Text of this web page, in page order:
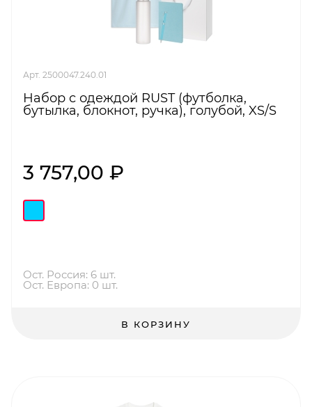
Арт. 2500047.240.01
Набор с одеждой RUST (футболка,
бутылка, блокнот, ручка), голубой, XS/S
3 757,00 ₽
Ост. Россия: 6 шт.
Ост. Европа: 0 шт.
В КОРЗИНУ